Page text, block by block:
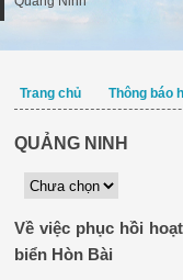
Trang chủ Thông báo
QUẢNG NINH
Về việc phục hồi
biển Hòn Bài